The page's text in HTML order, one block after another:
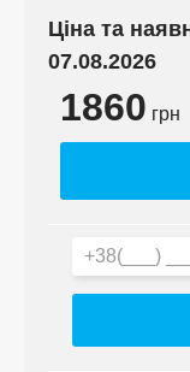
Ціна та
07.08.2026
1860 грн